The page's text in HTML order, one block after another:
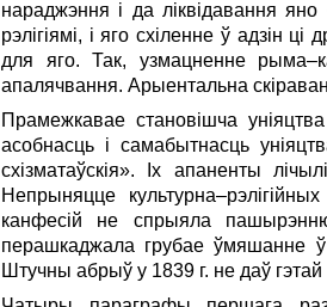
нараджэння і да ліквідавання
рэлігіямі, і яго схіленне ў адзін
для яго. Так, узмацненне
апалячвання. Арыентальна
Прамежкавае становішча
асобнасць і самабытнасць
схізматаўскія». Іх апаненты
Непрыняцце
канфесій не спрыяла
перашкаджала грубае ўмяшанне ў
Штучны абрыў у 1839 г. не даў